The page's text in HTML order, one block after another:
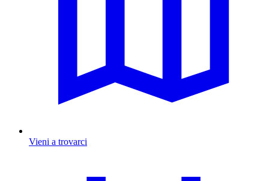
Vieni a trovarci